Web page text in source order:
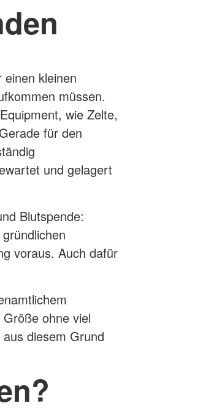
kleinen
müssen.
wie Zelte,
für den
und gelagert
Blutspende:
voraus. Auch dafür
ohne viel
diesem Grund